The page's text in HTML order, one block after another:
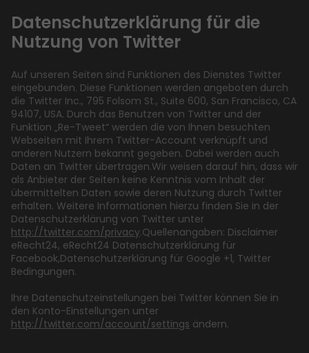
Datenschutzerklärung für die
Nutzung von Twitter
Auf unseren Seiten sind Funktionen des Dienstes Twitter
eingebunden. Diese Funktionen werden angeboten durch
die Twitter Inc., 795 Folsom St., Suite 600, San Francisco, CA
94107, USA. Durch das Benutzen von Twitter und der
Funktion „Re-Tweet“ werden die von Ihnen besuchten
Webseiten mit Ihrem Twitter-Account verknüpft und
anderen Nutzern bekannt gegeben. Dabei werden auch
Daten an Twitter übertragen.Wir weisen darauf hin, dass wir
als Anbieter der Seiten keine Kenntnis vom Inhalt der
übermittelten Daten sowie deren Nutzung durch Twitter
erhalten. Weitere Informationen hierzu finden Sie in der
Datenschutzerklärung von Twitter unter
http://twitter.com/privacy.Quellenangaben: Disclaimer
eRecht24, eRecht24 Datenschutzerklärung für
Facebook,Datenschutzerklärung für Google +1, Twitter
Bedingungen.
Ihre Datenschutzeinstellungen bei Twitter können Sie in
den Konto-Einstellungen unter
http://twitter.com/account/settings ändern.